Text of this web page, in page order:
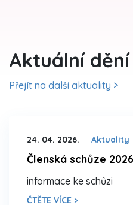
Aktuální dění
Přejít na další aktuality >
24. 04. 2026. Aktuality
Členská schůze 2026
informace ke schůzi
ČTĚTE VÍCE >